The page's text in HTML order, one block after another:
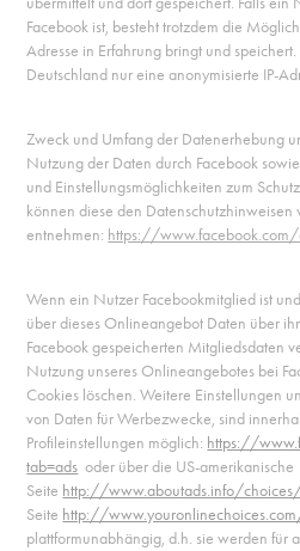
Facebook ist, besteht trotzdem die
Adresse in Erfahrung bringt und
Deutschland nur eine anonymisierte IP-
Zweck und Umfang der Datenerhebung
Nutzung der Daten durch Facebook
und Einstellungsmöglichkeiten zum
können diese den Datenschutzhinweisen
entnehmen: https://
Wenn ein Nutzer Facebookmitglied ist
über dieses Onlineangebot Daten über
Facebook gespeicherten Mitgliedsdaten
Nutzung unseres Onlineangebotes bei
Cookies löschen. Weitere Einstellungen
von Daten für Werbezwecke, sind
Profileinstellungen möglich: https://
tab=ads oder über die US-amerikanische
Seite http://www.aboutads.info/
Seite http://
plattformunabhängig, d.h. sie werden für